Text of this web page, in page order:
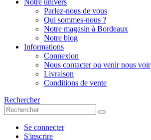
Notre univers
Parlez-nous de vous
Qui sommes-nous ?
Notre magasin à Bordeaux
Notre blog
Informations
Connexion
Nous contacter ou venir nous voir
Livraison
Conditions de vente
Rechercher
Se connecter
S'inscrire